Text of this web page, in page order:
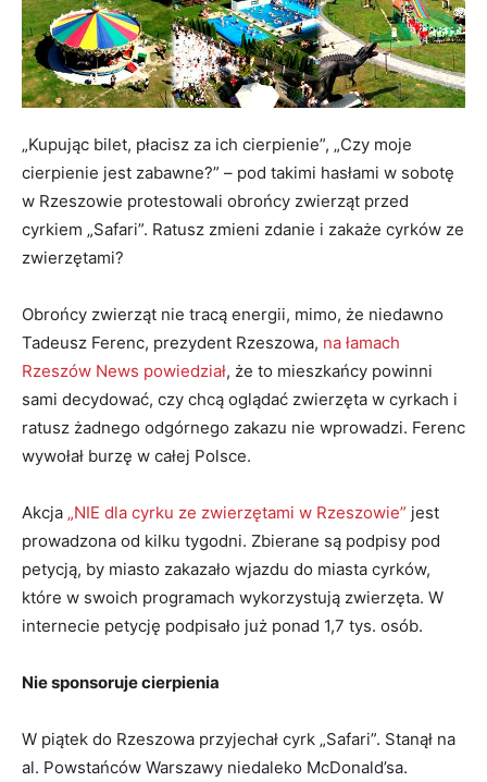
„Kupując bilet, płacisz za ich cierpienie”, „Czy moje
cierpienie jest zabawne?” – pod takimi hasłami w sobotę
w Rzeszowie protestowali obrońcy zwierząt przed
cyrkiem „Safari”. Ratusz zmieni zdanie i zakaże cyrków ze
zwierzętami?
Obrońcy zwierząt nie tracą energii, mimo, że niedawno
Tadeusz Ferenc, prezydent Rzeszowa, na łamach
Rzeszów News powiedział, że to mieszkańcy powinni
sami decydować, czy chcą oglądać zwierzęta w cyrkach i
ratusz żadnego odgórnego zakazu nie wprowadzi. Ferenc
wywołał burzę w całej Polsce.
Akcja „NIE dla cyrku ze zwierzętami w Rzeszowie” jest
prowadzona od kilku tygodni. Zbierane są podpisy pod
petycją, by miasto zakazało wjazdu do miasta cyrków,
które w swoich programach wykorzystują zwierzęta. W
internecie petycję podpisało już ponad 1,7 tys. osób.
Nie sponsoruje cierpienia
W piątek do Rzeszowa przyjechał cyrk „Safari”. Stanął na
al. Powstańców Warszawy niedaleko McDonald’sa.